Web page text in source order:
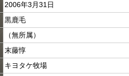
2006年3月31日
黒鹿毛
（無所属）
末藤惇
キヨタケ牧場